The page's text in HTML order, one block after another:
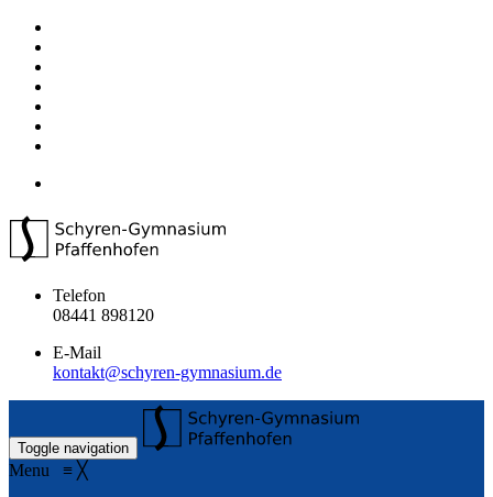
Telefon
08441 898120
E-Mail
kontakt@schyren-gymnasium.de
Toggle navigation
Menu ≡ ╳